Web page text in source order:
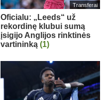
Transferai
Oficialu: „Leeds“ už
rekordinę klubui sumą
įsigijo Anglijos rinktinės
vartininką (1)